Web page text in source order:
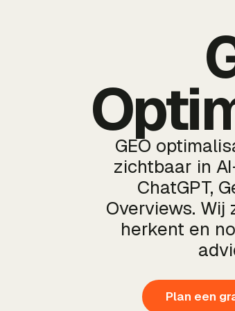
GEO
zichtbaar in
ChatGPT,
Overviews. Wij
herkent en
Plan een